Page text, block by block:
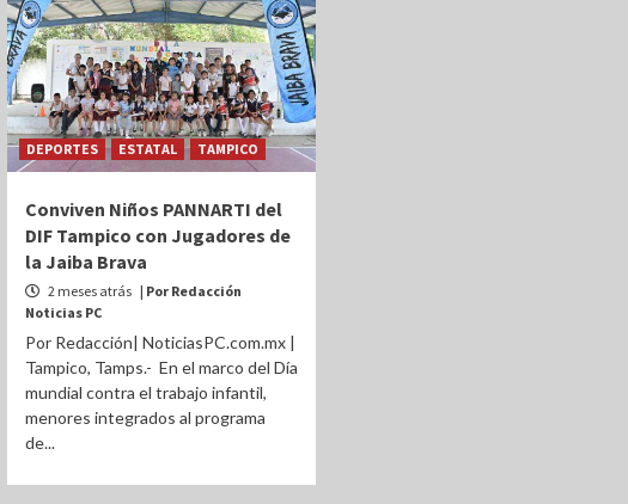
DEPORTES ESTATAL TAMPICO
Conviven Niños PANNARTI del
DIF Tampico con Jugadores de
la Jaiba Brava
2 meses atrás | Por Redacción
Noticias PC
Por Redacción| NoticiasPC.com.mx |
Tampico, Tamps.- En el marco del Día
mundial contra el trabajo infantil,
menores integrados al programa
de...